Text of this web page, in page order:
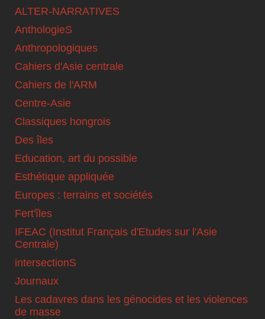
ALTER-NARRATIVES
AnthologieS
Anthropologiques
Cahiers d'Asie centrale
Cahiers de l'ARM
Centre-Asie
Classiques hongrois
Des îles
Education, art du possible
Esthétique appliquée
Europes : terrains et sociétés
Fert'îles
IFEAC (Institut Français d'Etudes sur l'Asie
Centrale)
intersectionS
Journaux
Les cadavres dans les génocides et les violences
de masse